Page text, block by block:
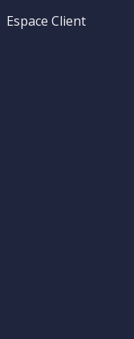
Espace Client